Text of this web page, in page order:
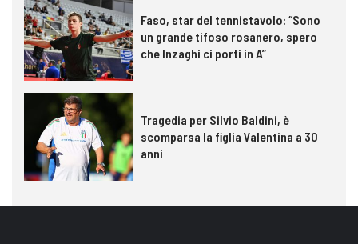
Faso, star del tennistavolo: “Sono
un grande tifoso rosanero, spero
che Inzaghi ci porti in A”
Tragedia per Silvio Baldini, è
scomparsa la figlia Valentina a 30
anni